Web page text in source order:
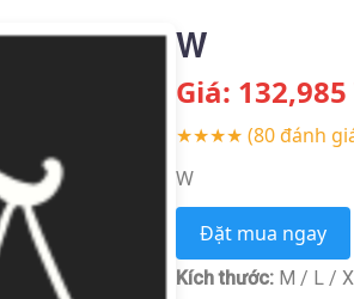
W
Giá: 132,985
★★★★ (80 đánh
W
Đặt mua ngay
Kích thước:M / L /